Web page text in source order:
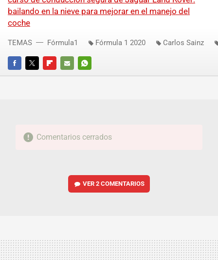
bailando en la nieve para mejorar en el manejo del
coche
FACEBOOKTWITTERFLIPBOARD
E-
WHATSAPP
TEMAS Fórmula1 Fórmula 1 2020 Carlos Sainz
Comentarios cerrados
VER2 COMENTARIOS